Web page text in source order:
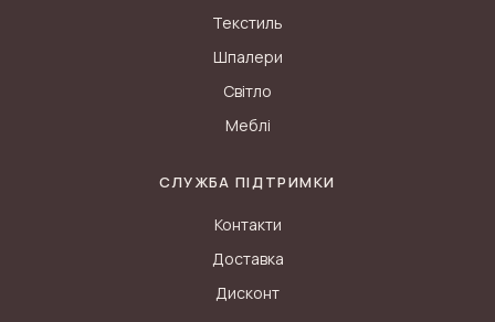
Текстиль
Шпалери
Світло
Меблі
СЛУЖБА ПІДТРИМКИ
Контакти
Доставка
Дисконт